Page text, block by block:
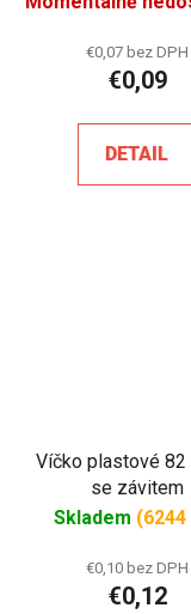
€0,07 bez DPH
€0,09
DETAIL
Víčko plastové 82
se závitem
Skladem
€0,10 bez DPH
€0,12